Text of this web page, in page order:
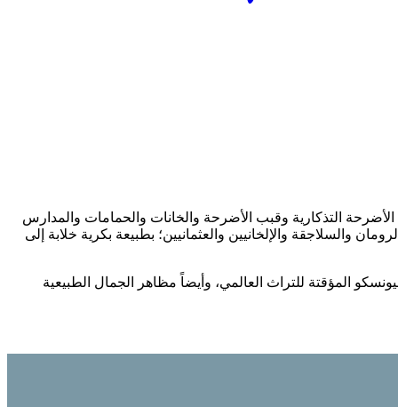
التذكارية وقبب الأضرحة والخانات والحمامات والمدارس
والسلاجقة والإلخانيين والعثمانيين؛ بطبيعة بكرية خلابة إلى
المؤقتة للتراث العالمي، وأيضاً مظاهر الجمال الطبيعية